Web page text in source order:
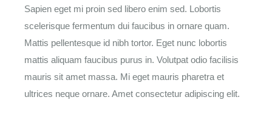
Sapien eget mi proin sed libero enim sed. Lobortis
scelerisque fermentum dui faucibus in ornare quam.
Mattis pellentesque id nibh tortor. Eget nunc lobortis
mattis aliquam faucibus purus in. Volutpat odio facilisis
mauris sit amet massa. Mi eget mauris pharetra et
ultrices neque ornare. Amet consectetur adipiscing elit.